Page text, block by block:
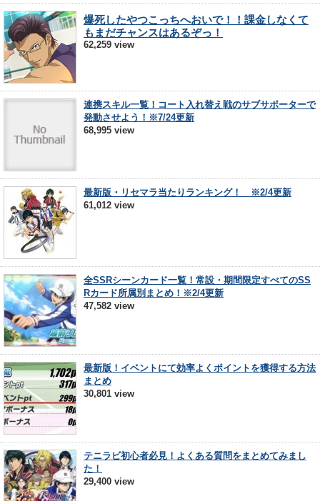
爆死したやつこっちへおいで！！課金しなくて
もまだチャンスはあるぞっ！
62,259 view
連携スキル一覧！コート入れ替え戦のサブサポーターで
発動させよう！※7/24更新
68,995 view
最新版・リセマラ当たりランキング！ ※2/4更新
61,012 view
全SSRシーンカード一覧！常設・期間限定すべてのSS
Rカード所属別まとめ！※2/4更新
47,582 view
最新版！イベントにて効率よくポイントを獲得する方法
まとめ
30,801 view
テニラビ初心者必見！よくある質問をまとめてみまし
た！
29,400 view